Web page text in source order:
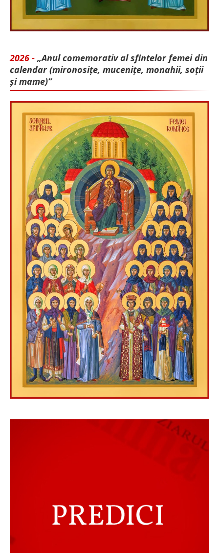
2026 - „Anul comemorativ al sfintelor femei din
calendar (mironosițe, mu­cenițe, monahii, soții
și mame)”